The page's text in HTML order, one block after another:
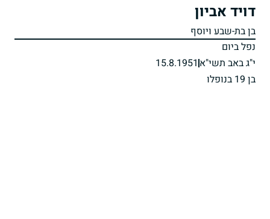
דויד אביון
בן בת-שבע ויוסף
נפל ביום
י"ג באב תשי"א 15.8.1951
בן 19 בנופלו